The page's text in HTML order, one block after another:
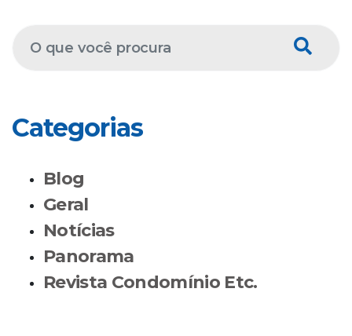
Categorias
Blog
Geral
Notícias
Panorama
Revista Condomínio Etc.